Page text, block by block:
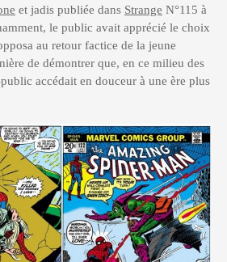
et jadis publiée dans Strange N°115 à
le public avait apprécié le choix
au retour factice de la jeune
de démontrer que, en ce milieu des
accédait en douceur à une ère plus